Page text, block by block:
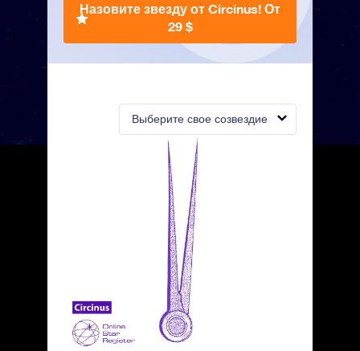
Выберите свое созвездие
Назовите звезду от Circinus! От
29 $